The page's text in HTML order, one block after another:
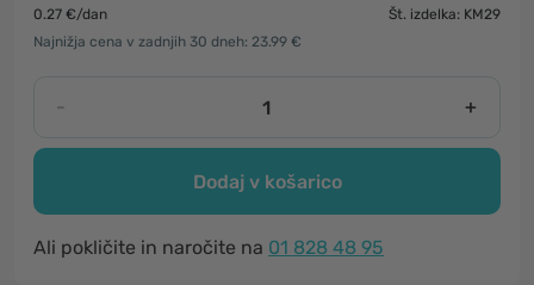
0.27 €/dan
Št. izdelka: KM29
Najnižja cena v zadnjih 30 dneh: 23.99 €
- +
Dodaj v košarico
Ali pokličite in naročite na 01 828 48 95